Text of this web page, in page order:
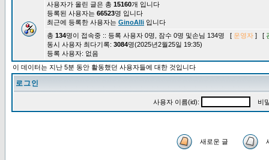
사용자가 올린 글은 총 15160개 입니다
등록된 사용자는 66523명 입니다
최근에 등록한 사용자는 GinoAlli 입니다
총 134명이 접속중 :: 등록 사용자 0명, 잠수 0명 및손님 134명 [ 운영자 ] [
동시 사용자 최다기록: 3084명(2025년2월25일 19:35)
등록 사용자: 없음
이 데이터는 지난 5분 동안 활동했던 사용자들에 대한 것입니다
로그인
사용자 이름(id): 비
새로운 글